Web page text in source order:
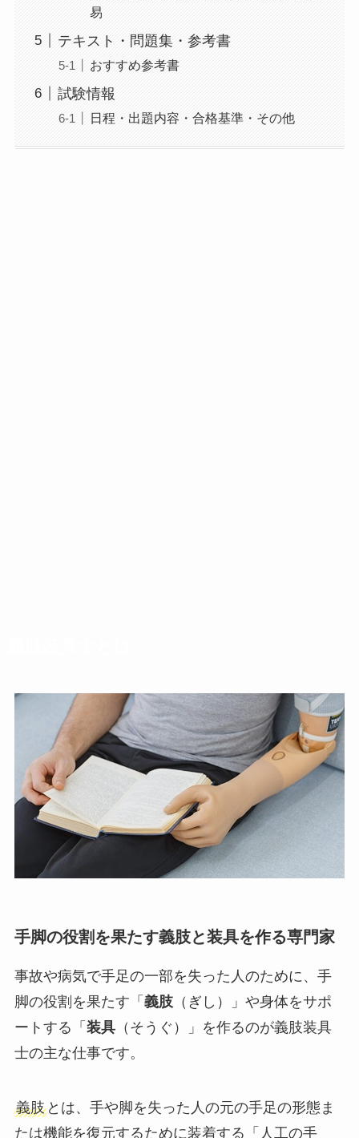
易
テキスト・問題集・参考書
おすすめ参考書
試験情報
日程・出題内容・合格基準・その他
手脚の役割を果たす義肢と装具を作る専門家
事故や病気で手足の一部を失った人のために、手
脚の役割を果たす「 義肢（ぎし）」や身体をサポ
ートする「 装具（そうぐ）」を作るのが義肢装具
士の主な仕事です。
義肢とは、手や脚を失った人の元の手足の形態ま
たは機能を復元するために装着する「人工の手